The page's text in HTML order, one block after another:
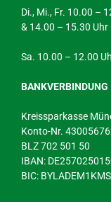
Di., Mi., Fr. 10.00 –
& 14.00 – 15.30 Uhr
Sa. 10.00 – 12.00
BANKVERBINDUNG
Kreissparkasse
Konto-Nr.
BLZ 702 501 50
IBAN:
BIC: BYLADEM1KMS